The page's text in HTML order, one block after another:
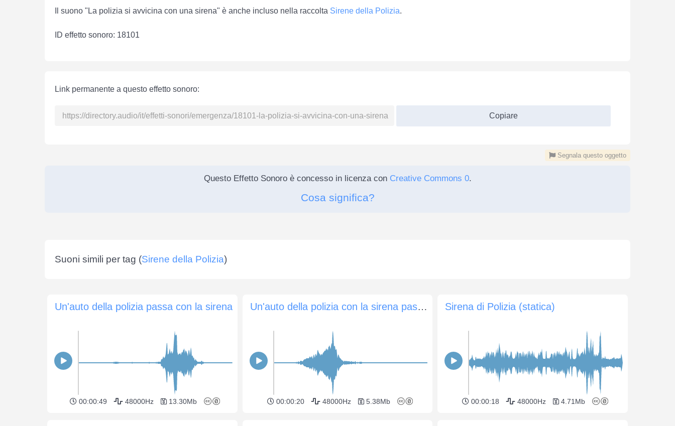
Il suono "La polizia si avvicina con una sirena" è anche incluso nella raccolta Sirene della Polizia.
ID effetto sonoro: 18101
Link permanente a questo effetto sonoro:
Copiare
Segnala questo oggetto
Questo Effetto Sonoro è concesso in licenza con Creative Commons 0.
Cosa significa?
Suoni simili per tag (Sirene della Polizia)
Un'auto della polizia passa con la sirena
00:00:49 48000Hz 13.30Mb
Un'auto della polizia con la sirena passa davanti a noi
00:00:20 48000Hz 5.38Mb
Sirena di Polizia (statica)
00:00:18 48000Hz 4.71Mb